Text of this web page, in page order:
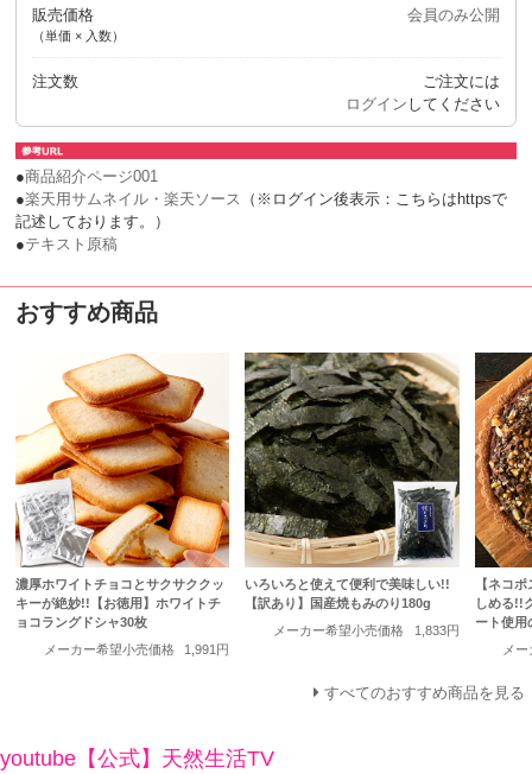
販売価格
（単価 × 入数）
会員のみ公開
注文数
ご注文には
ログイン してください
●商品紹介ページ001
●楽天用サムネイル・楽天ソース
（※ログイン後表示：こちらはhttpsで
記述しております。）
●テキスト原稿
おすすめ商品
濃厚ホワイトチョコとサクサククッ
キーが絶妙!!【お徳用】ホワイトチ
ョコラングドシャ30枚
メーカー希望小売価格
1,991円
いろいろと使えて便利で美味しい!!
【訳あり】国産焼もみのり180g
メーカー希望小売価格
1,833円
【ネコ
しめる!!
ート使用
メ
すべてのおすすめ商品を見る
youtube【公式】天然生活TV